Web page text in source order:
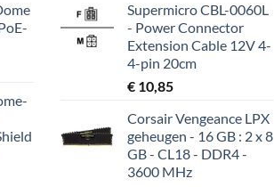
Supermicro CBL-0060L
- Power Connector
Extension Cable 12V 4-
4-pin 20cm
€ 10,85
Corsair Vengeance LPX
geheugen - 16 GB : 2 x 8
GB - CL18 - DDR4 -
3600 MHz